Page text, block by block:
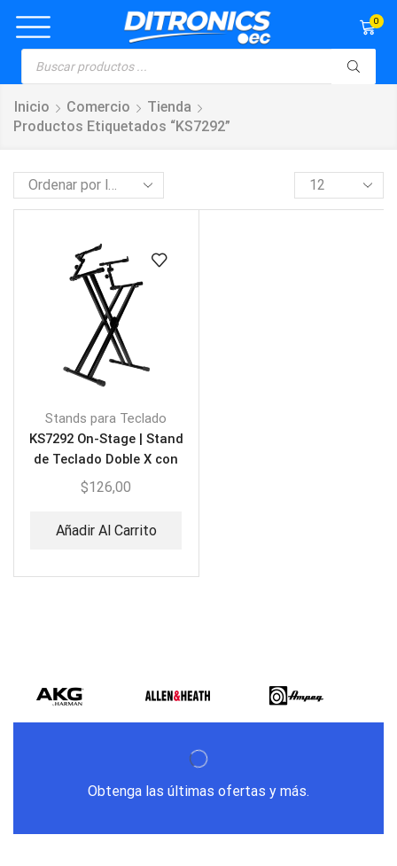
0
Inicio Comercio
Tienda
Productos Etiquetados “KS7292”
Stands para Teclado
KS7292 On-Stage | Stand
de Teclado Doble X con
Segundo Nivel
$126,00
Añadir Al Carrito
Obtenga las últimas ofertas y más.